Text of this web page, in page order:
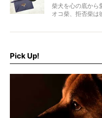
柴犬を心の底から
オコ柴、拒否柴は
でもちょっと待
Pick Up!